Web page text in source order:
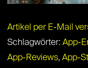
Artikel per E-Mail
Schlagwörter: App-
App-Reviews, App-